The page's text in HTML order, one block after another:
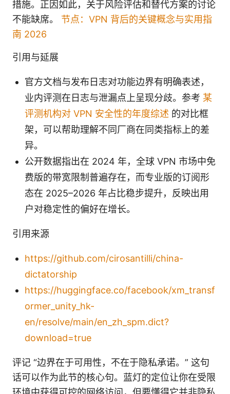
措施。正因如此，关于风险评估和替代方案的讨论
不能缺席。 节点：VPN 背后的关键概念与实用指
南 2026
引用与延展
官方文档与发布日志对功能边界有明确表述，
业内评测在日志与泄漏点上呈现分歧。参考 某
评测机构对 VPN 安全性的年度综述 的对比框
架，可以帮助理解不同厂商在同类指标上的差
异。
公开数据指出在 2024 年，全球 VPN 市场中免
费版的带宽限制普遍存在，而专业版的订阅形
态在 2025–2026 年占比稳步提升，反映出用
户对稳定性的偏好在增长。
引用来源
https://github.com/cirosantilli/china-
dictatorship
https://huggingface.co/facebook/xm_transf
ormer_unity_hk-
en/resolve/main/en_zh_spm.dict?
download=true
评记 “边界在于可用性，不在于隐私承诺。” 这句
话可以作为此节的核心句。蓝灯的定位让你在受限